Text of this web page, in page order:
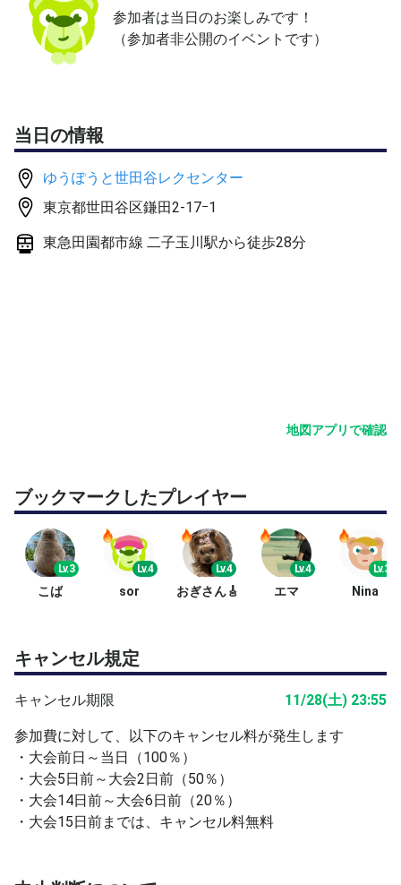
・種目 男D×女D×混D
・参加人数 男女各3名 ※各3名以上であれば何名でも可
・レベル ビギナー（テニスベアLv.2~4）
※エントリー数によって試合進行は異なります
※施設の開門が7:40となる為、ご注意ください
・大会説明 7:50〜
参加者は当日のお楽しみです！
（参加者非公開のイベントです）
当日の情報
ゆうぽうと世田谷レクセンター
東京都世田谷区鎌田2-17ｰ1
東急田園都市線 二子玉川駅から徒歩28分
地図アプリで確認
ブックマークしたプレイヤー
Lv.3
こば
Lv.4
sor
Lv.4
おぎさん🎸
Lv.4
エマ
Lv.3
Nina
キャンセル規定
キャンセル期限 11/28(土) 23:55
参加費に対して、以下のキャンセル料が発生します
・大会前日～当日（100％）
・大会5日前～大会2日前（50％）
・大会14日前～大会6日前（20％）
・大会15日前までは、キャンセル料無料